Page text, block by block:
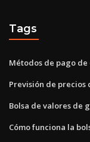
Tags
Métodos de pago
Previsión de precios
Bolsa de valores de
Cómo funciona la